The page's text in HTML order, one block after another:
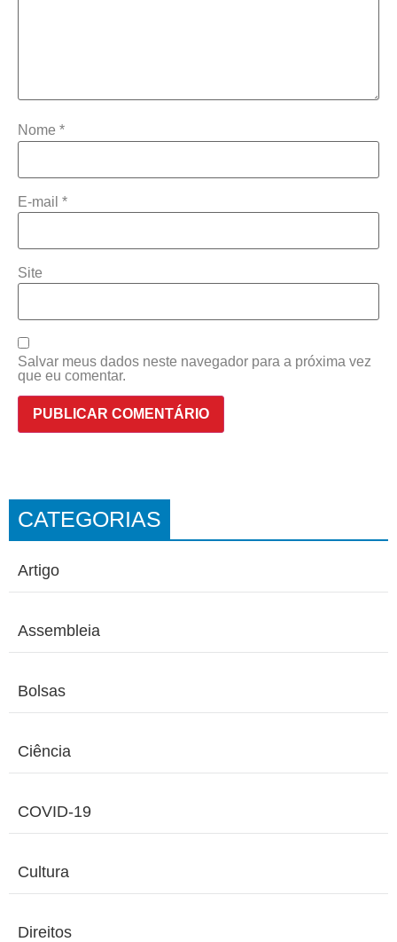
Nome *
E-mail *
Site
Salvar meus dados neste navegador para a próxima vez
que eu comentar.
CATEGORIAS
Artigo
Assembleia
Bolsas
Ciência
COVID-19
Cultura
Direitos